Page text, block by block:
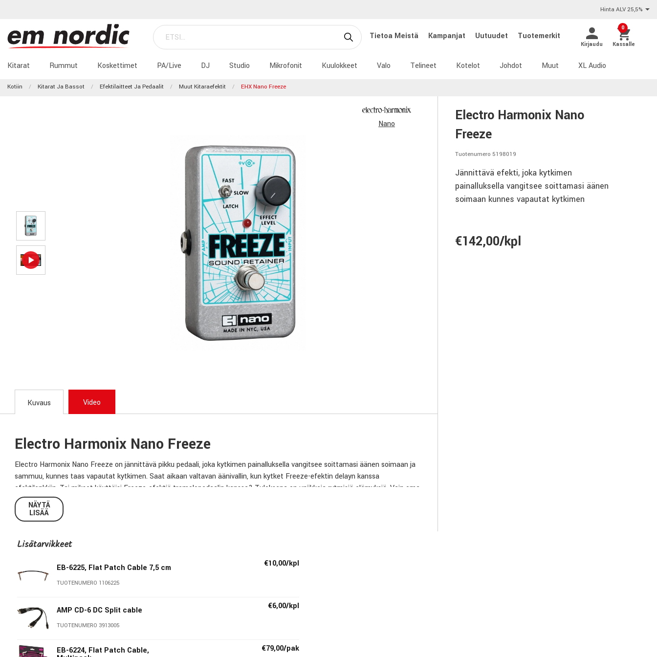
Hinta ALV 25,5%
Tietoa Meistä Kampanjat Uutuudet Tuotemerkit
Kirjaudu
0
Kassalle
Kitarat Rummut Koskettimet PA/Live DJ Studio Mikrofonit Kuulokkeet Valo Telineet Kotelot Johdot Muut XL Audio
Kotiin Kitarat Ja Bassot Efektilaitteet Ja Pedaalit Muut Kitaraefektit EHX Nano Freeze
Nano
Electro Harmonix Nano
Freeze
Tuotenumero 5198019
Jännittävä efekti, joka kytkimen
painalluksella vangitsee soittamasi äänen
soimaan kunnes vapautat kytkimen
€142,00/kpl
Kuvaus Video
Electro Harmonix Nano Freeze
Electro Harmonix Nano Freeze on jännittävä pikku pedaali, joka kytkimen painalluksella vangitsee soittamasi äänen soimaan ja
sammuu, kunnes taas vapautat kytkimen. Saat aikaan valtavan äänivallin, kun kytket Freeze-efektin delayn kanssa
efektilenkkiin. Tai mikset käyttäisi Freeze-efektiä tremolopedaalin kanssa? Tuloksena on uniikkeja rytmisiä elämyksiä. Vain oma
luovuutesi on rajana.
Tekniset tiedot:
Säätimet:
Buffered bybass:
NÄYTÄ
LISÄÄ
Lisätarvikkeet
EB-6225, Flat Patch Cable 7,5 cm
TUOTENUMERO 1106225
€10,00/kpl
AMP CD-6 DC Split cable
TUOTENUMERO 3913005
€6,00/kpl
EB-6224, Flat Patch Cable, €79,00/pak